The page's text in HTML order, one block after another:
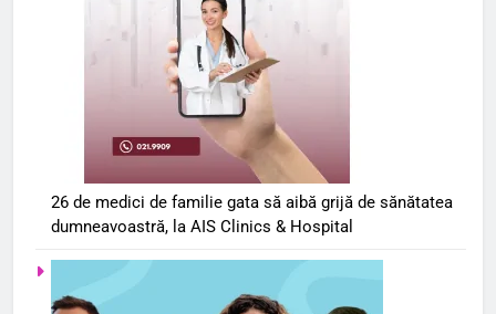
26 de medici de familie gata să aibă grijă de sănătatea
dumneavoastră, la AIS Clinics & Hospital